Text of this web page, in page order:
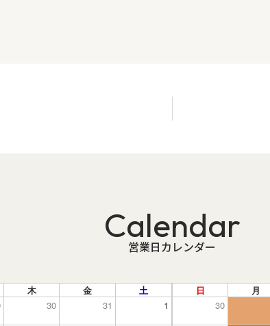
Calendar
営業日カレンダー
木 金
土
30 31 1
日 月
30